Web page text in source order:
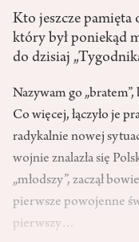
Kto jeszcze pamięta
który był poniekąd
do dzisiaj
Nazywam go
Co więcej, łączyło je
radykalnie nowej
wojnie znalazła się
„młodszy”, zaczął
pierwsze powojenne
pierwszy…